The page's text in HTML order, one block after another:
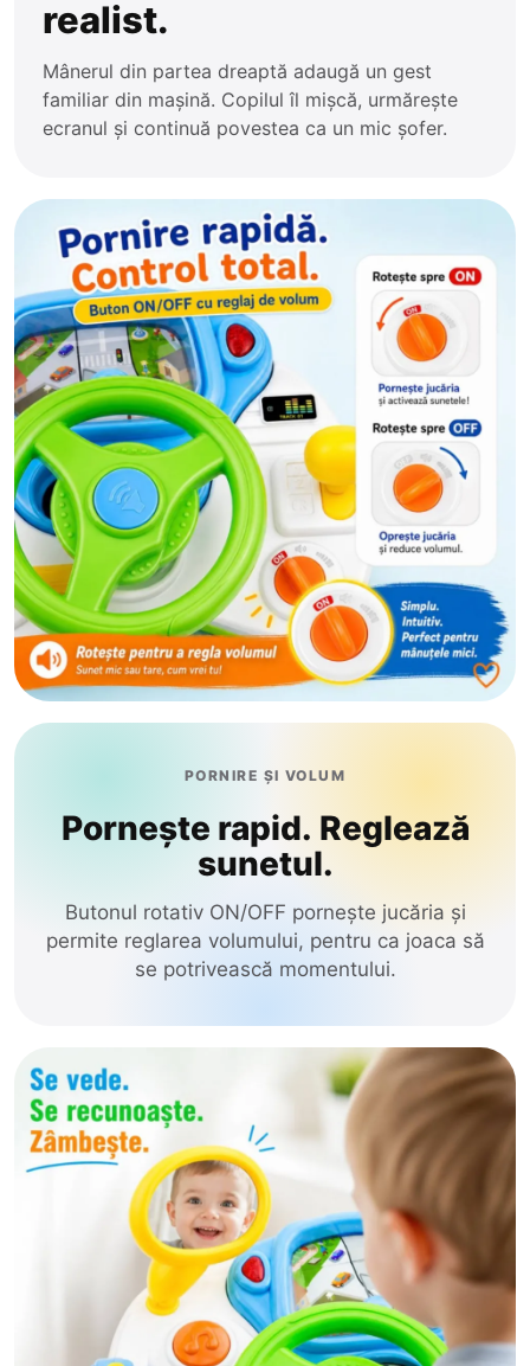
realist.
Mânerul din partea dreaptă adaugă un gest
familiar din mașină. Copilul îl mișcă, urmărește
ecranul și continuă povestea ca un mic șofer.
PORNIRE ȘI VOLUM
Pornește rapid. Reglează
sunetul.
Butonul rotativ ON/OFF pornește jucăria și
permite reglarea volumului, pentru ca joaca să
se potrivească momentului.